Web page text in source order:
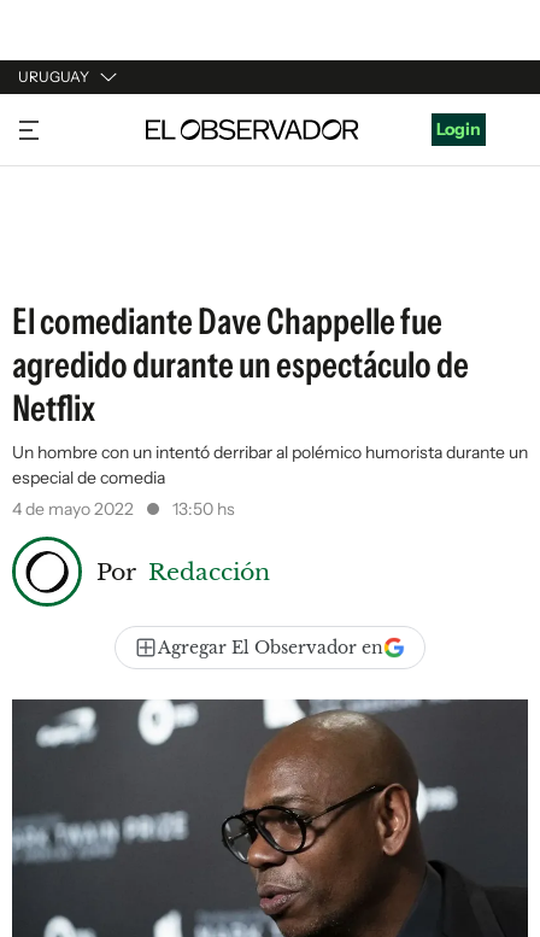
URUGUAY
URUGUAY
ARGENTINA
Login
El comediante Dave Chappelle fue
agredido durante un espectáculo de
Netflix
Un hombre con un intentó derribar al polémico humorista durante un
especial de comedia
4 de mayo 2022
13:50 hs
Por Redacción
Agregar El Observador en